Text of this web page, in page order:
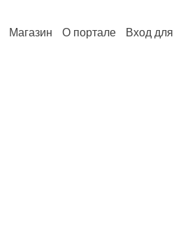
Магазин О портале Вход для